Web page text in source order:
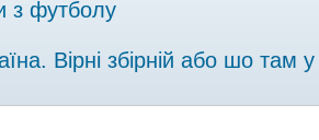
з футболу
Вірні збірній або шо там у